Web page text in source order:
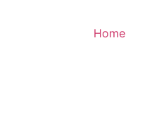
Home